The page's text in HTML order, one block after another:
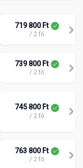
719 800 Ft
/ 2 fő
739 800 Ft
/ 2 fő
745 800 Ft
/ 2 fő
763 800 Ft
/ 2 fő